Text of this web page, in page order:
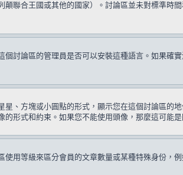
聯合王國或其他的國家）。討論區並未對標準時
討論區的管理員是否可以安裝這種語言。如果確
、方塊或小圓點的形式，顯示您在這個討論區的
形式和約束。如果您不能使用頭像，那麼這可能
用等級來區分會員的文章數量或某種特殊身份，